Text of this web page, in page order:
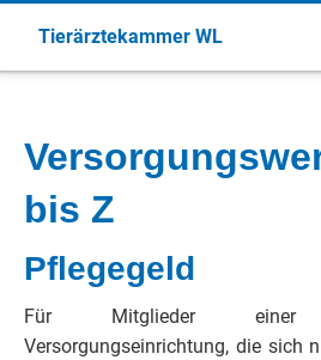
Tierärztekammer WL
bis Z
Pflegegeld
Für Mitglieder einer
Versorgungseinrichtung, die sich